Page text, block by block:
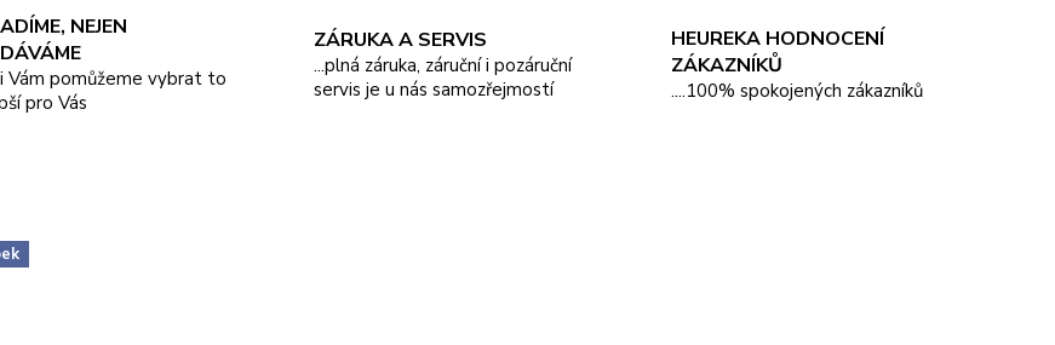
NEJEN
Vám pomůžeme vybrat to
pro Vás
ZÁRUKA A SERVIS
...plná záruka, záruční i pozáruční
servis je u nás samozřejmostí
HEUREKA HODNOCENÍ
ZÁKAZNÍKŮ
....100% spokojených zákazníků